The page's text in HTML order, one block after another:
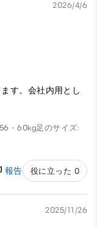
2026/4/6
す。会社内用とし
- 60kg足のサイズ:
報告 役に立った 0
2025/11/26